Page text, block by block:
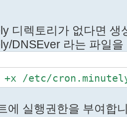
디렉토리가 없다면 생
DNSEver 라는 파일
+x /etc/
에 실행권한을 부여합